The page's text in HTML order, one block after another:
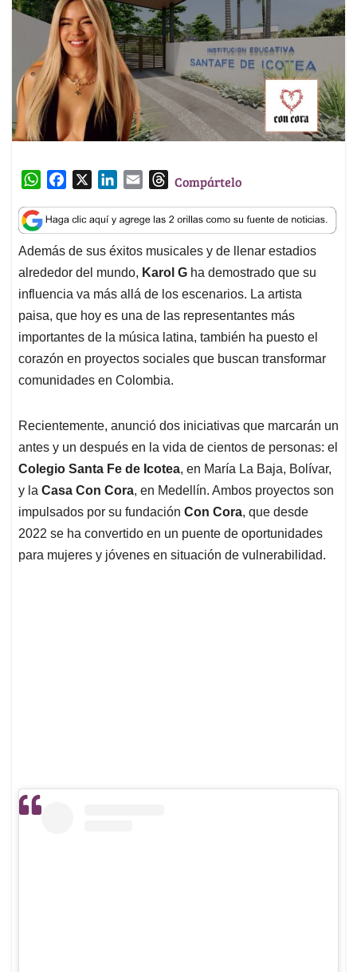
W
a
t
s
A
p
p
c
e
b
o
o
k
n
k
e
d
I
n
a
i
T
r
e
a
d
s
Compártelo
Además de sus éxitos musicales y de llenar estadios
alrededor del mundo, Karol G ha demostrado que su
influencia va más allá de los escenarios. La artista
paisa, que hoy es una de las representantes más
importantes de la música latina, también ha puesto el
corazón en proyectos sociales que buscan transformar
comunidades en Colombia.
Recientemente, anunció dos iniciativas que marcarán un
antes y un después en la vida de cientos de personas: el
Colegio Santa Fe de Icotea, en María La Baja, Bolívar,
y la Casa Con Cora, en Medellín. Ambos proyectos son
impulsados por su fundación Con Cora, que desde
2022 se ha convertido en un puente de oportunidades
para mujeres y jóvenes en situación de vulnerabilidad.